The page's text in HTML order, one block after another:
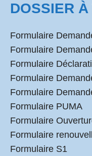
DOSSIER
Formulaire
Formulaire
Formulaire
Formulaire
Formulaire
Formulaire PUMA
Formulaire
Formulaire
Formulaire S1